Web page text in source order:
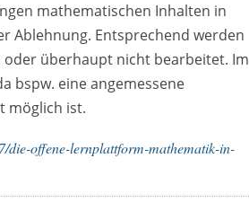
mathematischen Inhalten in
Ablehnung. Entsprechend werden
überhaupt nicht bearbeitet. Im
bspw. eine angemessene
möglich ist.
die-offene-lernplattform-mathematik-in-